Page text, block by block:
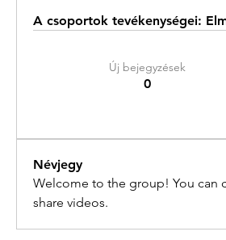
A csoportok tevékenységei:
Új bejegyzések
0
Névjegy
Welcome to the group! You can
share videos.